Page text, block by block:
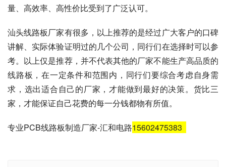
量、高效率、高性价比受到了广泛认可。
汕头线路板厂家有很多，以上推荐的是经过广大客户的口碑
讲解、实际体验证明过的几个公司，同行们在选择时可以参
考。以上仅是推荐，并不代表其他的厂家不能生产高品质的
线路板，在一定条件和范围内，同行们要综合考虑自身需
求，选出适合自己的厂家，才能做到最好的决策。货比三
家，才能保证自己花费的每一分钱都物有所值。
专业PCB线路板制造厂家-汇和电路15602475383